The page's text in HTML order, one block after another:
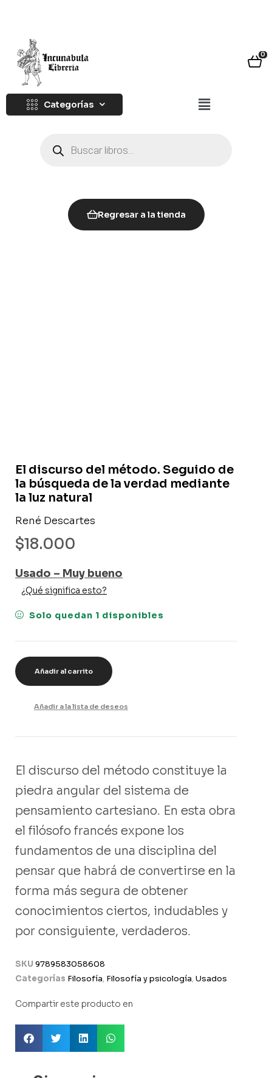
0
Categorías
Regresar a la tienda
El discurso del método. Seguido de
la búsqueda de la verdad mediante
la luz natural
René Descartes
$18.000
Usado – Muy bueno
¿Qué significa esto?
Solo quedan 1 disponibles
Añadir al carrito
Añadir a la lista de deseos
El discurso del método constituye la
piedra angular del sistema de
pensamiento cartesiano. En esta obra
el filósofo francés expone los
fundamentos de una disciplina del
pensar que habrá de convertirse en la
forma más segura de obtener
conocimientos ciertos, indudables y
por consiguiente, verdaderos.
SKU 9789583058608
Categorías Filosofía, Filosofía y psicología,Usados
Compartir este producto en